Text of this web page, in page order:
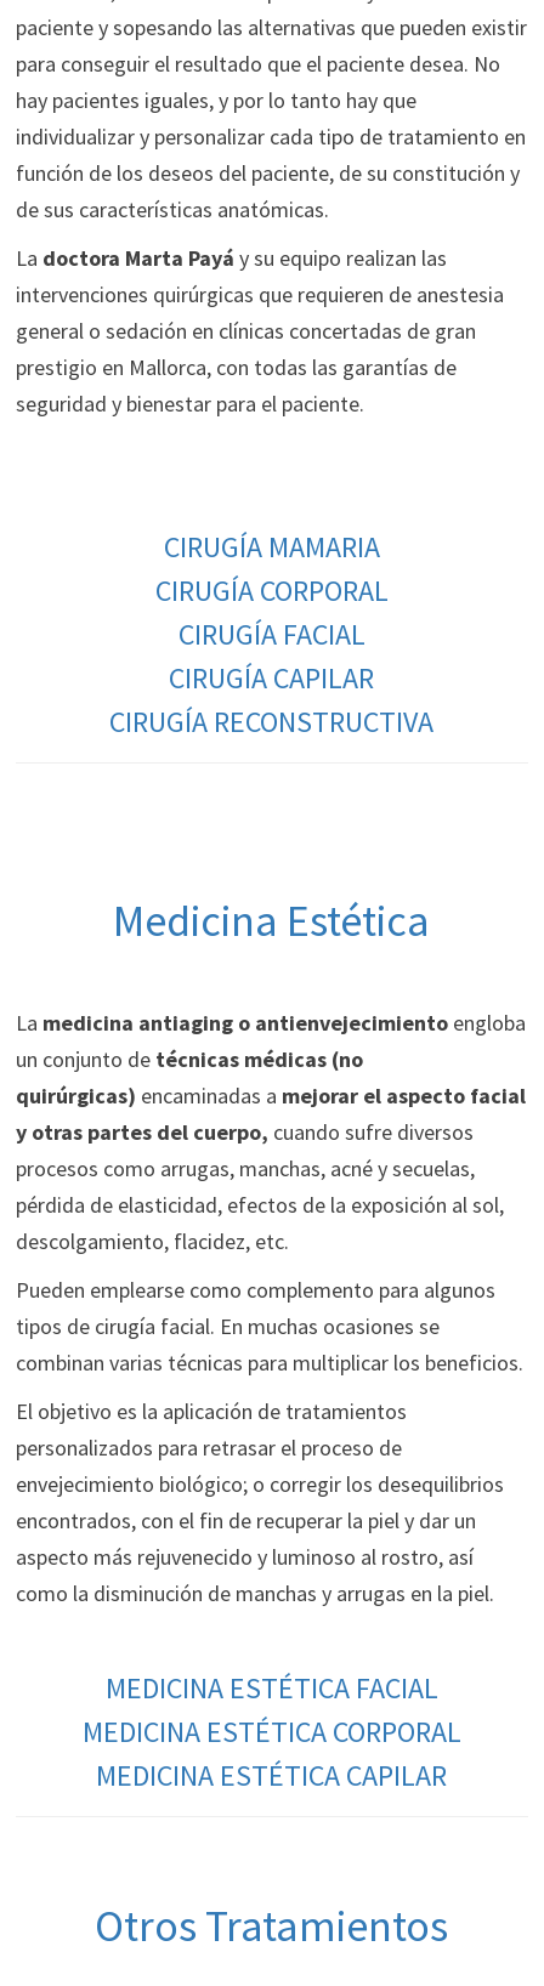
paciente y sopesando las alternativas que pueden existir
para conseguir el resultado que el paciente desea. No
hay pacientes iguales, y por lo tanto hay que
individualizar y personalizar cada tipo de tratamiento en
función de los deseos del paciente, de su constitución y
de sus características anatómicas.
La doctora Marta Payá y su equipo realizan las
intervenciones quirúrgicas que requieren de anestesia
general o sedación en clínicas concertadas de gran
prestigio en Mallorca, con todas las garantías de
seguridad y bienestar para el paciente.
CIRUGÍA MAMARIA
CIRUGÍA CORPORAL
CIRUGÍA FACIAL
CIRUGÍA CAPILAR
CIRUGÍA RECONSTRUCTIVA
Medicina Estética
La medicina antiaging o antienvejecimientoengloba
un conjunto de técnicas médicas (no
quirúrgicas) encaminadas a mejorar el aspecto facial
y otras partes del cuerpo, cuando sufre diversos
procesos como arrugas, manchas, acné y secuelas,
pérdida de elasticidad, efectos de la exposición al sol,
descolgamiento, flacidez, etc.
Pueden emplearse como complemento para algunos
tipos de cirugía facial. En muchas ocasiones se
combinan varias técnicas para multiplicar los beneficios.
El objetivo es la aplicación de tratamientos
personalizados para retrasar el proceso de
envejecimiento biológico; o corregir los desequilibrios
encontrados, con el fin de recuperar la piel y dar un
aspecto más rejuvenecido y luminoso al rostro, así
como la disminución de manchas y arrugas en la piel.
MEDICINA ESTÉTICA FACIAL
MEDICINA ESTÉTICA CORPORAL
MEDICINA ESTÉTICA CAPILAR
Otros Tratamientos